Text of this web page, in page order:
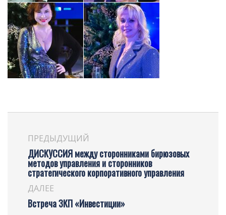
ПРЕДЫДУЩИЙ
ДИСКУССИЯ между сторонниками бирюзовых
методов управления и сторонников
стратегического корпоративного управления
ДАЛЕЕ
Встреча ЗКП «Инвестиции»